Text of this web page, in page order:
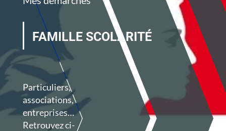
FAMILLE SCOLARITÉ
Particuliers,
associations,
entreprises…
Retrouvez ci-